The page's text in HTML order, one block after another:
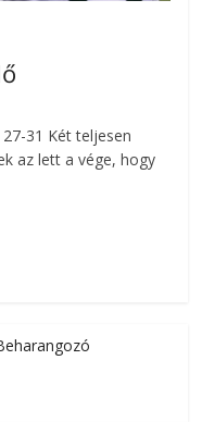
31 Két teljesen
az lett a vége, hogy